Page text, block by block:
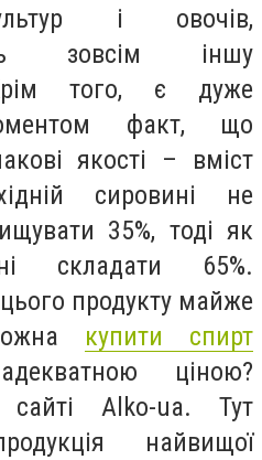
і овочів,
зовсім іншу
того, є дуже
факт, що
якості – вміст
сировині не
35%, тоді як
складати 65%.
продукту майже
купити спирт
ціною?
Alko-ua. Тут
найвищої